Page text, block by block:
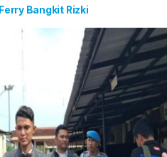
Ferry Bangkit Rizki